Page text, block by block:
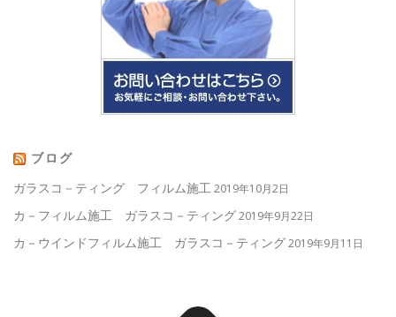
ブログ
ガラスコ－ティング フィルム施工2019年10月2日
カ－フィルム施工 ガラスコ－ティング2019年9月22日
カ－ウインドフィルム施工 ガラスコ－ティング2019年9月11日